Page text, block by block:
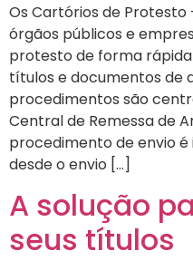
Os Cartórios de
órgãos públicos e
protesto de forma
títulos e documentos de
procedimentos são
Central de Remessa de
procedimento de envio
desde o envio […]
A solução
seus títulos